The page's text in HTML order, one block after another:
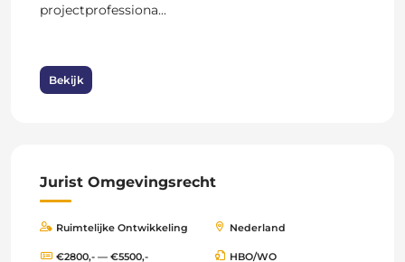
projectprofessiona...
Bekijk
Jurist Omgevingsrecht
Ruimtelijke Ontwikkeling Nederland
€2800,- — €5500,- HBO/WO